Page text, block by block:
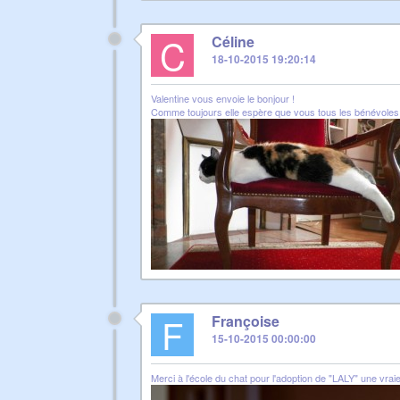
C Céline
18-10-2015 19:20:14
Valentine vous envoie le bonjour !
Comme toujours elle espère que vous tous les
F Françoise
15-10-2015 00:00:00
Merci à l'école du chat pour l'adoption de "LALY" une